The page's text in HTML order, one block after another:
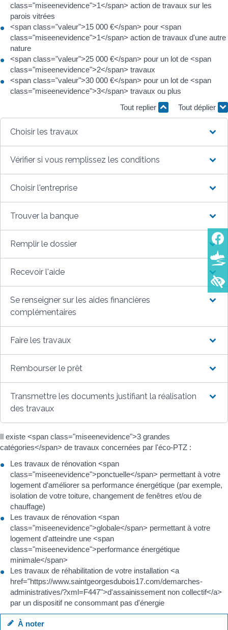
class="miseenevidence">1</span> action de travaux sur les
parois vitrées
<span class="valeur">15 000 €</span> pour <span
class="miseenevidence">1</span> action de travaux d'une autre
nature
<span class="valeur">25 000 €</span> pour un lot de <span
class="miseenevidence">2</span> travaux
<span class="valeur">30 000 €</span> pour un lot de <span
class="miseenevidence">3</span> travaux ou plus
Tout replier
Tout déplier
Choisir les travaux
Vérifier si vous remplissez les conditions
Choisir l'entreprise
Trouver la banque
Remplir le dossier
Recevoir l'aide
Se renseigner sur les aides financières
complémentaires
Faire les travaux
Rembourser le prêt
Transmettre les documents justifiant la réalisation
des travaux
Il existe <span class="miseenevidence">3 grandes
catégories</span> de travaux concernées par l'éco-PTZ :
Les travaux de rénovation <span
class="miseenevidence">ponctuelle</span> permettant à votre
logement d'améliorer sa performance énergétique (par exemple,
isolation de votre toiture, changement de fenêtres et/ou de
chauffage)
Les travaux de rénovation <span
class="miseenevidence">globale</span> permettant à votre
logement d'atteindre une <span
class="miseenevidence">performance énergétique
minimale</span>
Les travaux de réhabilitation de votre installation <a
href="https://www.saintgeorgesdubois17.com/demarches-
administratives/?xml=F447">d'assainissement non collectif</a>
par un dispositif ne consommant pas d'énergie
À noter